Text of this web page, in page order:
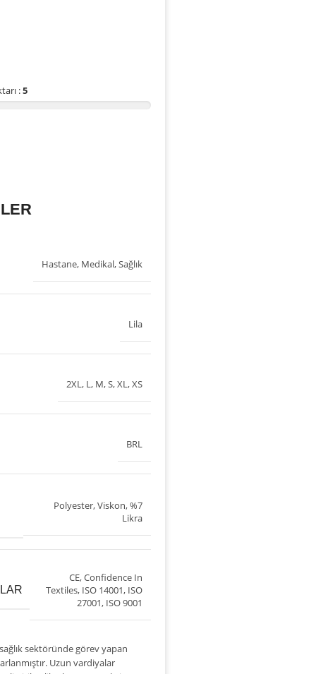
:5
Hastane, Medikal,Sağlık
Lila
2XL , L , M,S,XL ,XS
BRL
Polyester, Viskon, %7
Likra
CE,Confidence In
Textiles, ISO 14001, ISO
27001, ISO 9001
sektöründe görev yapan
Uzun vardiyalar